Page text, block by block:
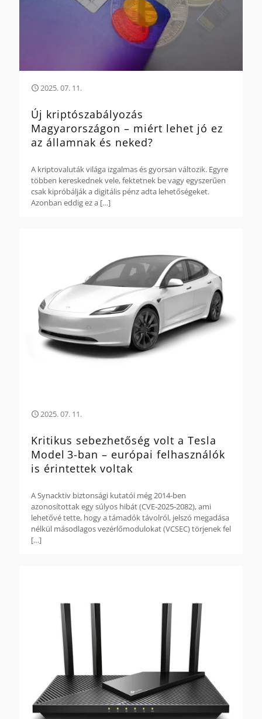
2025. 07. 11.
Új kriptószabályozás
Magyarországon – miért lehet jó ez
az államnak és neked?
A kriptovaluták világa izgalmas és gyorsan változik. Egyre
többen kereskednek vele, fektetnek be vagy egyszerűen
csak kipróbálják a digitális pénz adta lehetőségeket.
Azonban eddig ez a […]
2025. 07. 11.
Kritikus sebezhetőség volt a Tesla
Model 3-ban – európai felhasználók
is érintettek voltak
A Synacktiv biztonsági kutatói még 2014-ben
azonosítottak egy súlyos hibát (CVE‑2025‑2082), ami
lehetővé tette, hogy a támadók távolról, jelszó megadása
nélkül másodlagos vezérlőmodulokat (VCSEC) törjenek fel
[…]